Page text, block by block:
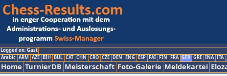
Logged on: Gast
Arabic ARM AZE BIH BUL CAT CHN CRO CZE DEN ENG ESP FAI FIN FRA GER GRE INA ITA
Home TurnierDB Meisterschaft Foto-Galerie Meldekartei